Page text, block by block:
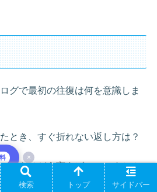
グで最初の往復は何を意識しま
とき、すぐ折れない返し方は？
ときはどう言えばいいですか？
×
検索 トップ サイドバー